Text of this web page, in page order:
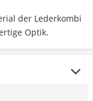
der Lederkombi
Optik.